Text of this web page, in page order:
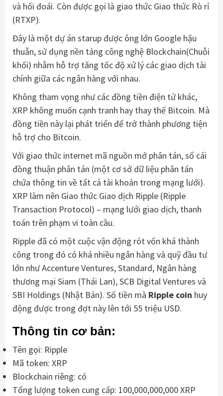
và hối đoái. Còn được gọi là giao thức Giao thức Rò rỉ
(RTXP).
Đây là một dự án starup được ông lớn Google hậu
thuẫn, sử dụng nền tảng công nghệ Blockchain(Chuỗi
khối) nhằm hỗ trợ tăng tốc độ xử lý các giao dịch tài
chính giữa các ngân hàng với nhau.
Không tham vọng như các đồng tiền điện tử khác,
XRP không muốn cạnh tranh hay thay thế Bitcoin. Mà
đồng tiền này lại phát triển để trở thành phương tiện
hỗ trợ cho Bitcoin.
Với giao thức internet mã nguồn mở phân tán, sổ cái
đồng thuận phân tán (một cơ sở dữ liệu phân tán
chứa thông tin về tất cả tài khoản trong mạng lưới).
XRP làm nên Giao thức Giao dịch Ripple (Ripple
Transaction Protocol) – mạng lưới giao dịch, thanh
toán trên phạm vi toàn cầu.
Ripple đã có một cuộc vận động rót vốn khá thành
công trong đó có khá nhiều ngân hàng và quỹ đầu tư
lớn như Accenture Ventures, Standard, Ngân hàng
thương mại Siam (Thái Lan), SCB Digital Ventures và
SBI Holdings (Nhật Bản). Số tiền mà Ripple coin huy
động được trong đợt này lên tới 55 triệu USD.
Thông tin cơ bản:
Tên gọi: Ripple
Mã token: XRP
Blockchain riêng: có
Tổng lượng token cung cấp: 100,000,000,000 XRP